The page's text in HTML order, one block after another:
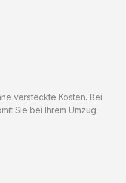
versteckte Kosten. Bei
Sie bei Ihrem Umzug